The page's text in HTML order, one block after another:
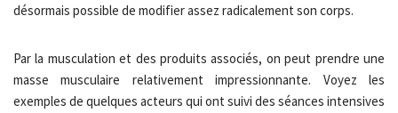
désormais possible de modifier assez radicalement son corps.
Par la musculation et des produits associés, on peut prendre une
masse musculaire relativement impressionnante. Voyez les
exemples de quelques acteurs qui ont suivi des séances intensives